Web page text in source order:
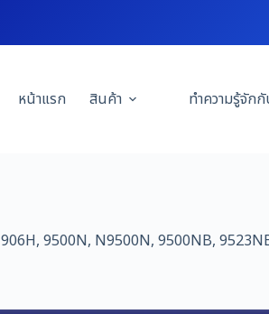
หน้าแรก สินค้า ทำความรู้จักกั
9500N, N9500N, 9500NB,